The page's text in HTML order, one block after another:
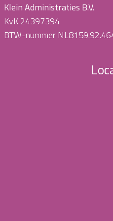
Klein Administraties B.V.
KvK 24397394
BTW-nummer